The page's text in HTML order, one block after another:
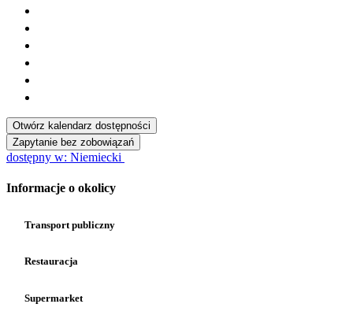
Otwórz kalendarz dostępności
Zapytanie bez zobowiązań
dostępny w: Niemiecki
Informacje o okolicy
Transport publiczny
Restauracja
Supermarket